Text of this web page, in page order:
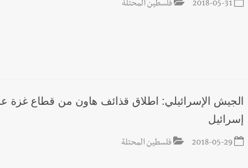
الموسمية
لبنان؟
2018-05-31 فلسطين المحتلة
الجيش الإسرائيلي: اطلاق قذائف هاون من قطاع غزة
إسرائيل
2018-05-29 فلسطين المحتلة